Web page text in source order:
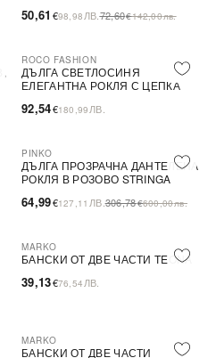
50,61 €98,98 ЛВ.72,60€142,00лв.
ROCO FASHION
ДЪЛГА СВЕТЛОСИНЯ
ЕЛЕГАНТНА РОКЛЯ С ЦЕПКА
92,54€180,99 ЛВ.
-79%
PINKO
ДЪЛГА ПРОЗРАЧНА ДАНТЕЛЕНА
РОКЛЯ В РОЗОВО STRINGA
64,99€127,11 ЛВ.306,78€600,00лв.
MARKO
БАНСКИ ОТ ДВЕ ЧАСТИ TEONA
39,13€76,54 ЛВ.
MARKO
БАНСКИ ОТ ДВЕ ЧАСТИ